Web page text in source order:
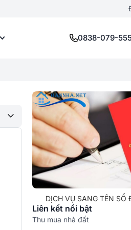
0838-079-
DỊCH VỤ SANG TÊN SỔ
Liên kết nổi bật
Thu mua nhà đất